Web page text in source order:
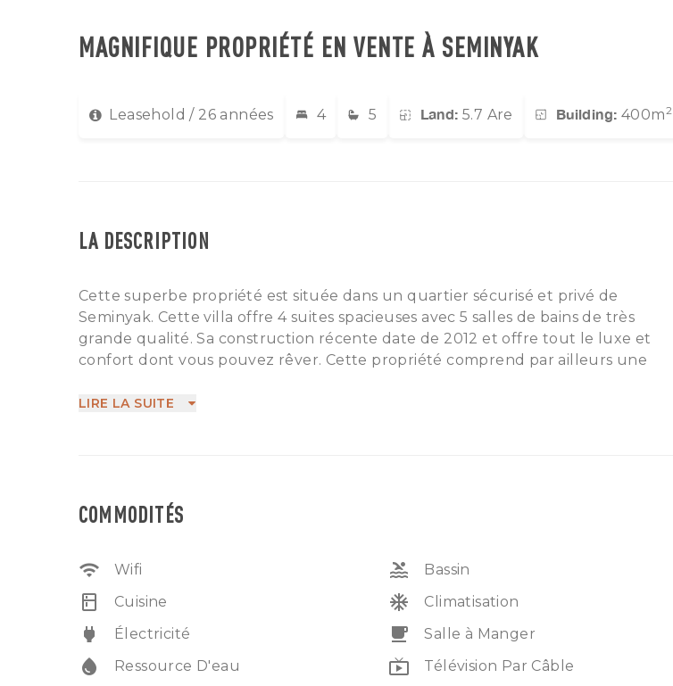
MAGNIFIQUE PROPRIÉTÉ EN VENTE À SEMINYAK
Leasehold / 26 années 4 5 Land: 5.7 Are Building: 400m2
LA DESCRIPTION
Cette superbe propriété est située dans un quartier sécurisé et privé de
Seminyak. Cette villa offre 4 suites spacieuses avec 5 salles de bains de très
grande qualité. Sa construction récente date de 2012 et offre tout le luxe et
confort dont vous pouvez rêver. Cette propriété comprend par ailleurs une
jardin parfaitement entretenu, un salon et une salle à manger ouverts sur
restaurants, bars et clubs célèbres tels que Warung Ocha, Double six beach, La
LIRE LA SUITE
COMMODITÉS
wifi Wifi pool Bassin
kitchen Cuisine ac_unit Climatisation
power Électricité free_breakfast Salle à Manger
water_drop Ressource D'eau live_tv Télévision Par Câble